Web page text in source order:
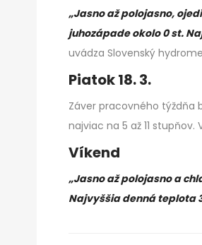
„Jasno až polojasno,
juhozápade okolo 0 st.
uvádza Slovenský
Piatok 18. 3.
Záver pracovného týždňa
najviac na 5 až 11
Víkend
„Jasno až polojasno a
Najvyššia denná teplota